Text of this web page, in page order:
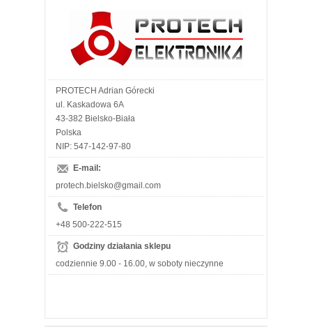
PROTECH Adrian Górecki
ul. Kaskadowa 6A
43-382 Bielsko-Biała
Polska
NIP: 547-142-97-80
E-mail:
protech.bielsko@gmail.com
Telefon
+48 500-222-515
Godziny działania sklepu
codziennie 9.00 - 16.00, w soboty nieczynne